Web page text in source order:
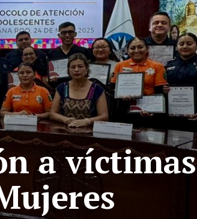
a víctimas